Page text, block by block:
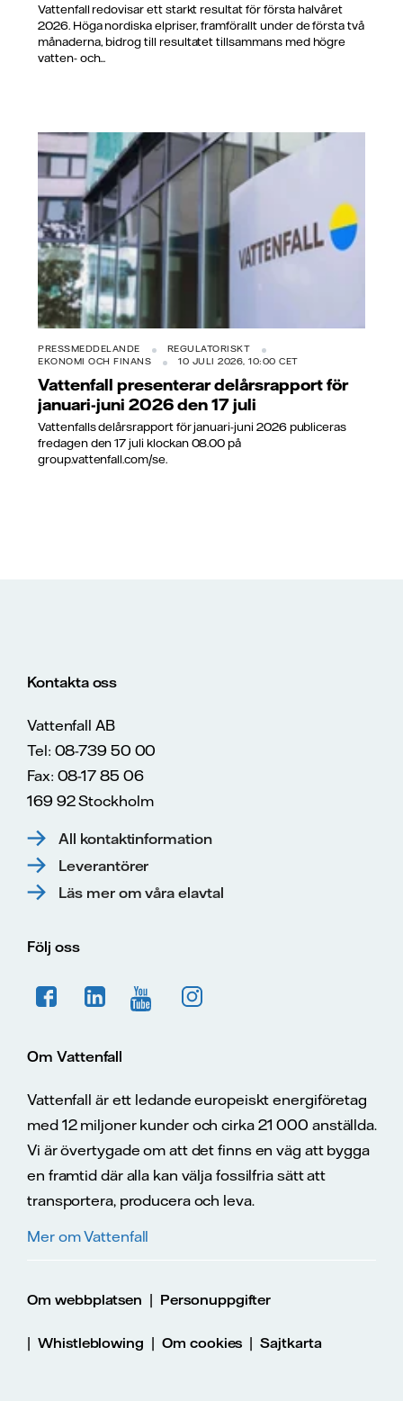
Vattenfall redovisar ett starkt resultat för första halvåret
2026. Höga nordiska elpriser, framförallt under de första två
månaderna, bidrog till resultatet tillsammans med högre
vatten- och...
PRESSMEDDELANDE
REGULATORISKT
EKONOMI OCH FINANS
10 JULI 2026, 10:00 CET
Vattenfall presenterar delårsrapport för
januari-juni 2026 den 17 juli
Vattenfalls delårsrapport för januari-juni 2026 publiceras
fredagen den 17 juli klockan 08.00 på
group.vattenfall.com/se.
Kontakta oss
Vattenfall AB
Tel: 08-739 50 00
Fax: 08-17 85 06
169 92 Stockholm
All kontaktinformation
Leverantörer
Läs mer om våra elavtal
Följ oss
Om Vattenfall
Vattenfall är ett ledande europeiskt energiföretag
med 12 miljoner kunder och cirka 21 000 anställda.
Vi är övertygade om att det finns en väg att bygga
en framtid där alla kan välja fossilfria sätt att
transportera, producera och leva.
Mer om Vattenfall
Om webbplatsen | Personuppgifter
| Whistleblowing | Om cookies |Sajtkarta